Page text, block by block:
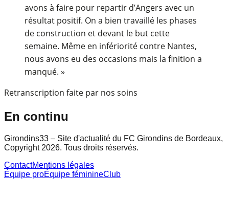
avons à faire pour repartir d’Angers avec un
résultat positif. On a bien travaillé les phases
de construction et devant le but cette
semaine. Même en infériorité contre Nantes,
nous avons eu des occasions mais la finition a
manqué. »
Retranscription faite par nos soins
En continu
Girondins33 – Site d'actualité du FC Girondins de Bordeaux,
Copyright 2026. Tous droits réservés.
ContactMentions légales
Équipe proÉquipe féminineClub